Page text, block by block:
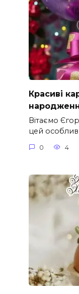
Красиві
Вітаємо
цей
0 4